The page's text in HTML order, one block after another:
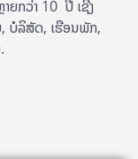
ຍກວ່າ 10 ປີ ເຊີ່ງ
, ບໍລິສັດ, ເຮືອນພັກ,